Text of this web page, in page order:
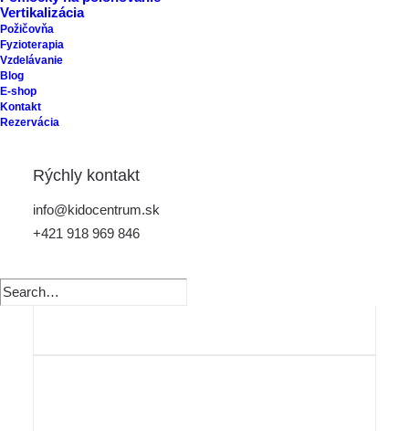
Vertikalizácia
Požičovňa
Fyzioterapia
Vzdelávanie
Blog
E-shop
Kontakt
Rezervácia
Rýchly kontakt
info@kidocentrum.sk
+421 918 969 846